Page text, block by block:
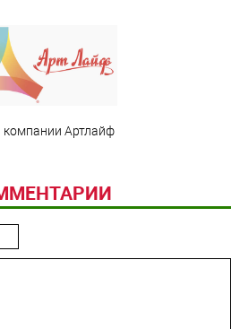
компании Артлайф